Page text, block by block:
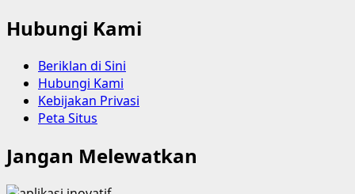
Hubungi Kami
Beriklan di Sini
Hubungi Kami
Kebijakan Privasi
Peta Situs
Jangan Melewatkan